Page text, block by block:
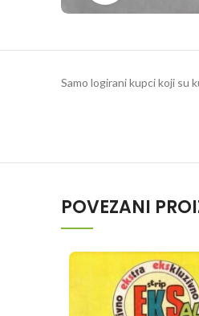
Samo logirani kupci koji su
POVEZANI